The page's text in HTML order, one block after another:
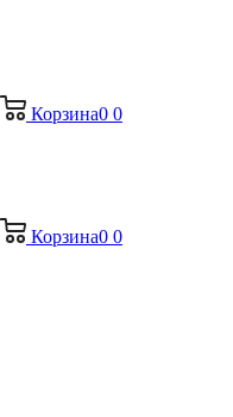
Корзина0 0
Корзина0 0